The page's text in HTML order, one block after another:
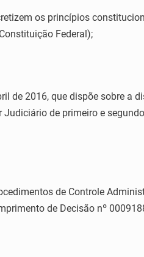
os princípios
Federal);
de 2016, que dispõe sobre a
de primeiro e
de Controle
de Decisão nº